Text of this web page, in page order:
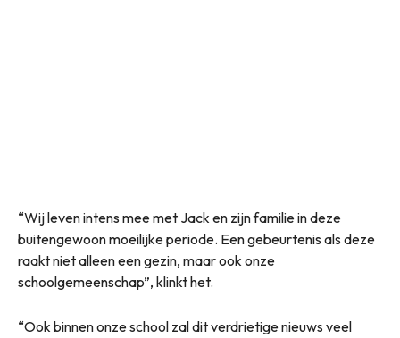
“Wij leven intens mee met Jack en zijn familie in deze
buitengewoon moeilijke periode. Een gebeurtenis als deze
raakt niet alleen een gezin, maar ook onze
schoolgemeenschap”, klinkt het.
“Ook binnen onze school zal dit verdrietige nieuws veel